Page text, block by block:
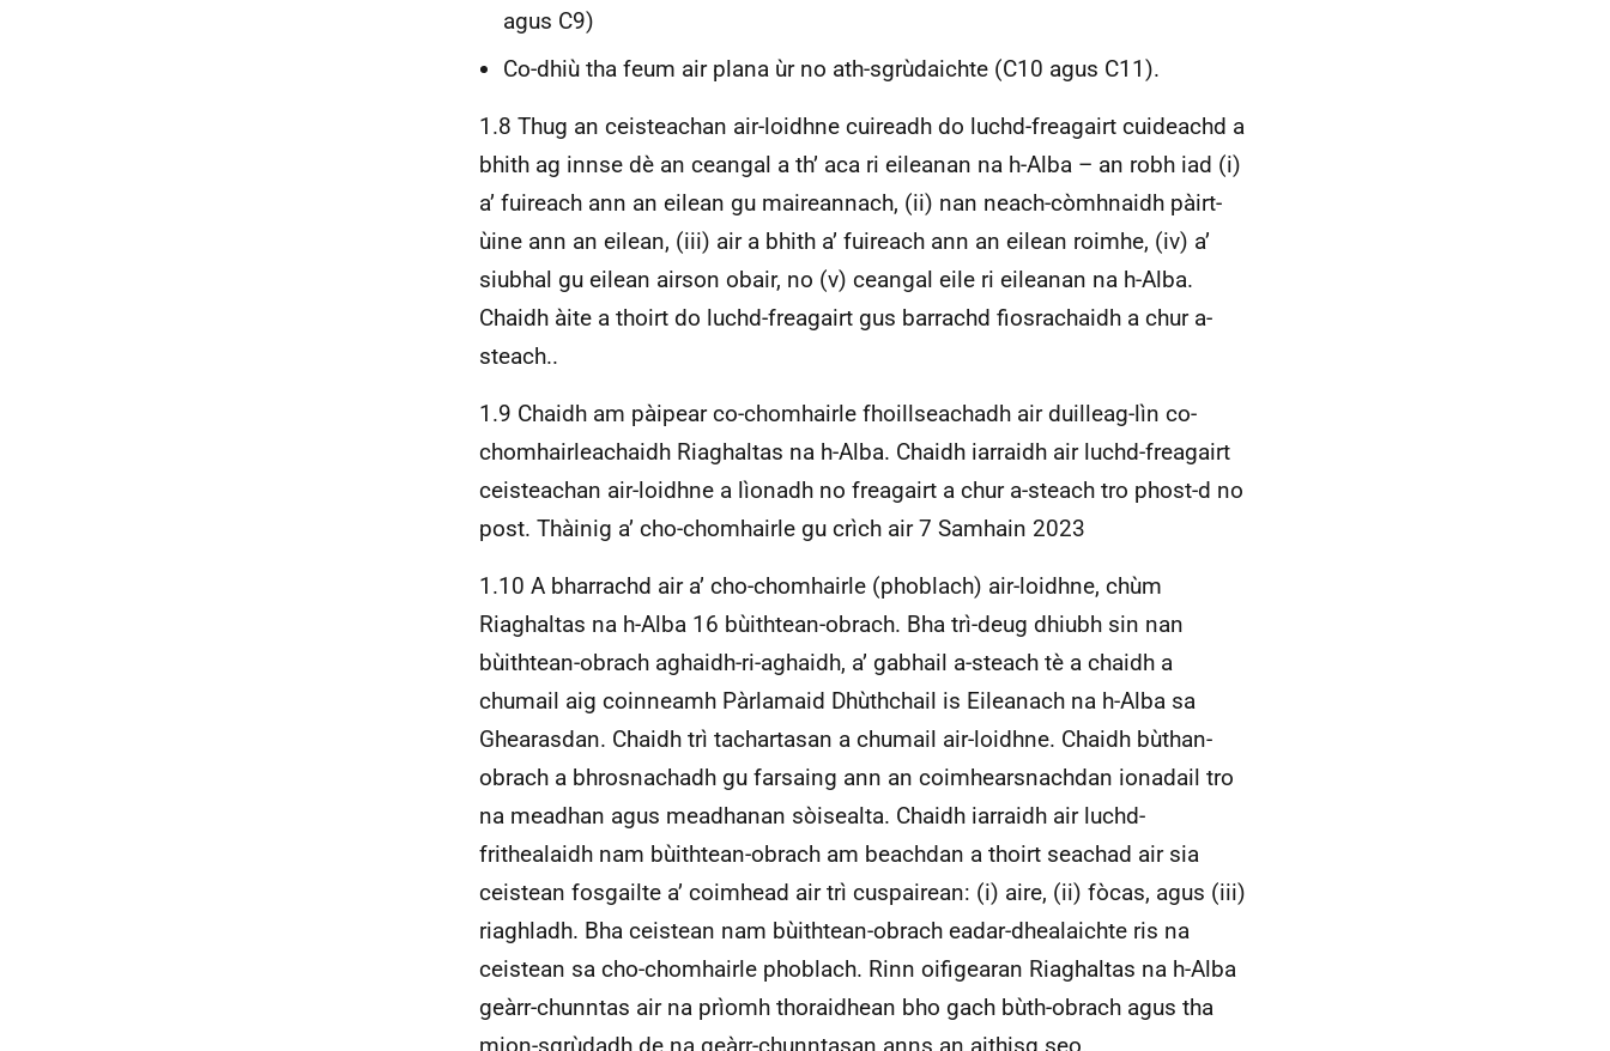
agus C9)
Co-dhiù tha feum air plana ùr no ath-sgrùdaichte (C10 agus C11).
1.8 Thug an ceisteachan air-loidhne cuireadh do luchd-freagairt cuideachd a
bhith ag innse dè an ceangal a th’ aca ri eileanan na h-Alba – an robh iad (i)
a’ fuireach ann an eilean gu maireannach, (ii) nan neach-còmhnaidh pàirt-
ùine ann an eilean, (iii) air a bhith a’ fuireach ann an eilean roimhe, (iv) a’
siubhal gu eilean airson obair, no (v) ceangal eile ri eileanan na h-Alba.
Chaidh àite a thoirt do luchd-freagairt gus barrachd fiosrachaidh a chur a-
steach..
1.9 Chaidh am pàipear co-chomhairle fhoillseachadh air duilleag-lìn co-
chomhairleachaidh Riaghaltas na h-Alba. Chaidh iarraidh air luchd-freagairt
ceisteachan air-loidhne a lìonadh no freagairt a chur a-steach tro phost-d no
post. Thàinig a’ cho-chomhairle gu crìch air 7 Samhain 2023
1.10 A bharrachd air a’ cho-chomhairle (phoblach) air-loidhne, chùm
Riaghaltas na h-Alba 16 bùithtean-obrach. Bha trì-deug dhiubh sin nan
bùithtean-obrach aghaidh-ri-aghaidh, a’ gabhail a-steach tè a chaidh a
chumail aig coinneamh Pàrlamaid Dhùthchail is Eileanach na h-Alba sa
Ghearasdan. Chaidh trì tachartasan a chumail air-loidhne. Chaidh bùthan-
obrach a bhrosnachadh gu farsaing ann an coimhearsnachdan ionadail tro
na meadhan agus meadhanan sòisealta. Chaidh iarraidh air luchd-
frithealaidh nam bùithtean-obrach am beachdan a thoirt seachad air sia
ceistean fosgailte a’ coimhead air trì cuspairean: (i) aire, (ii) fòcas, agus (iii)
riaghladh. Bha ceistean nam bùithtean-obrach eadar-dhealaichte ris na
ceistean sa cho-chomhairle phoblach. Rinn oifigearan Riaghaltas na h-Alba
geàrr-chunntas air na prìomh thoraidhean bho gach bùth-obrach agus tha